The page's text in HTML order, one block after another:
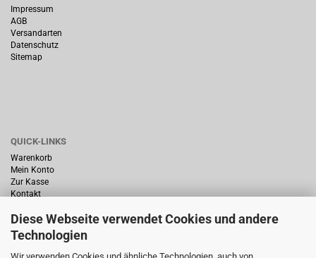
Diese Webseite verwendet Cookies und andere
Technologien
Impressum
AGB
Versandarten
Datenschutz
Sitemap
QUICK-LINKS
Warenkorb
Mein Konto
Zur Kasse
Kontakt